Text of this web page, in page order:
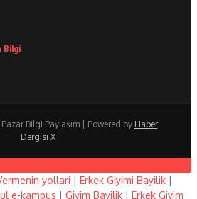
Bilgi
Bilgi Paylaşım | Powered by Haber
Dergisi X
yollari | Erkek Giyimi Bayilik |
e-kampus | Giyim Bayilik | Erkek Giyim